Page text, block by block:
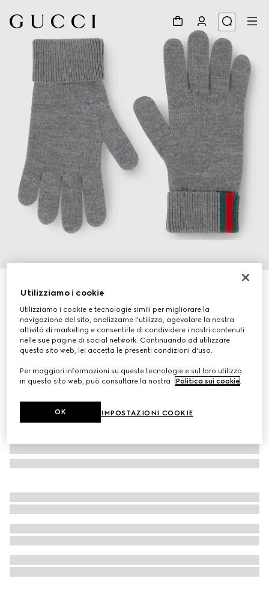
1/3
Variantegrigio
Utilizziamo i cookie
Utilizziamo i cookie e tecnologie simili per migliorare la
navigazione del sito, analizzarne l'utilizzo, agevolare la nostra
attività di marketing e consentirle di condividere i nostri contenuti
nelle sue pagine di social network. Continuando ad utilizzare
questo sito web, lei accetta le presenti condizioni d'uso.
Per maggiori informazioni su queste tecnologie e sul loro utilizzo
in questo sito web, può consultare la nostra
Politica sui cookie.
IMPOSTAZIONI COOKIE
OK